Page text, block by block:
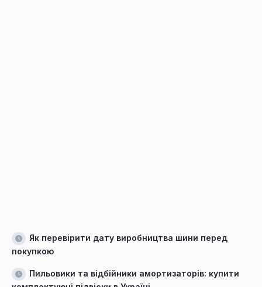
Як перевірити дату виробництва шини перед
покупкою
Пильовики та відбійники амортизаторів: купити